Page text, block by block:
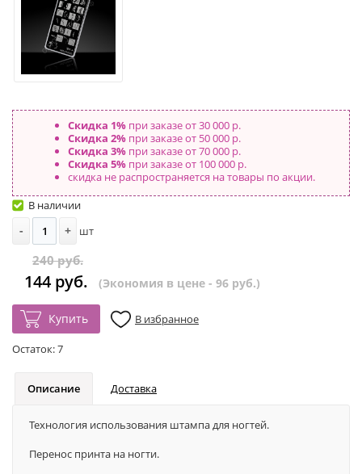
Скидка 1%при заказе от 30 000 р.
Скидка 2%при заказе от 50 000 р.
Скидка 3%при заказе от 70 000 р.
Скидка 5%при заказе от 100 000 р.
скидка не распространяется на товары по акции.
В наличии
- + шт
240 руб.
144 руб. (Экономия в цене - 96 руб.)
Купить В избранное
Остаток:7
Описание Доставка
Технология использования штампа для ногтей.
Перенос принта на ногти.